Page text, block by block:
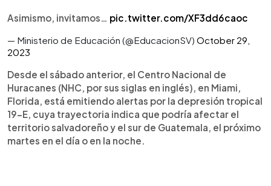
Asimismo, invitamos… pic.twitter.com/XF3dd6caoc
— Ministerio de Educación (@EducacionSV) October 29,
2023
Desde el sábado anterior, el Centro Nacional de
Huracanes (NHC, por sus siglas en inglés), en Miami,
Florida, está emitiendo alertas por la depresión tropical
19-E, cuya trayectoria indica que podría afectar el
territorio salvadoreño y el sur de Guatemala, el próximo
martes en el día o en la noche.